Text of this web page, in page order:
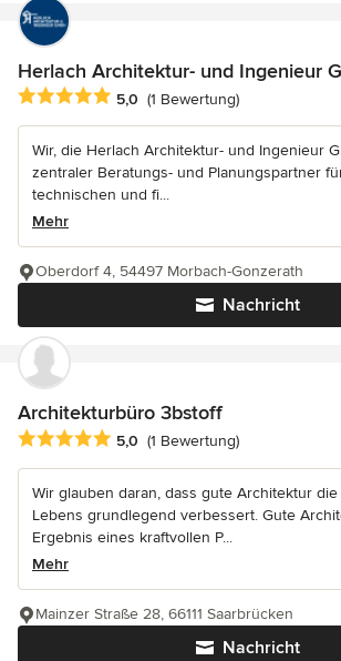
Herlach Architektur- und Ingenieur
Durchschnittliche Bewertung: 5 von 5
5,0 (1 Bewertung)
Wir, die Herlach Architektur- und Ingenieur
zentraler Beratungs- und Planungspartner
technischen und fi...
Mehr
Nachricht
Oberdorf 4, 54497 Morbach-Gonzerath
Architekturbüro 3bstoff
Durchschnittliche Bewertung: 5 von 5
5,0 (1 Bewertung)
Wir glauben daran, dass gute Architektur
Lebens grundlegend verbessert. Gute
Ergebnis eines kraftvollen P...
Mehr
Nachricht
Mainzer Straße 28, 66111 Saarbrücken